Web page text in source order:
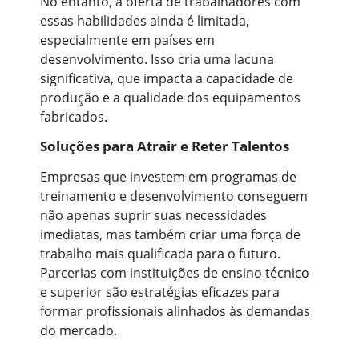
essas habilidades ainda é limitada,
especialmente em países em
desenvolvimento. Isso cria uma lacuna
significativa, que impacta a capacidade de
produção e a qualidade dos equipamentos
fabricados.
Soluções para Atrair e Reter Talentos
Empresas que investem em programas de
treinamento e desenvolvimento conseguem
não apenas suprir suas necessidades
imediatas, mas também criar uma força de
trabalho mais qualificada para o futuro.
Parcerias com instituições de ensino técnico
e superior são estratégias eficazes para
formar profissionais alinhados às demandas
do mercado.